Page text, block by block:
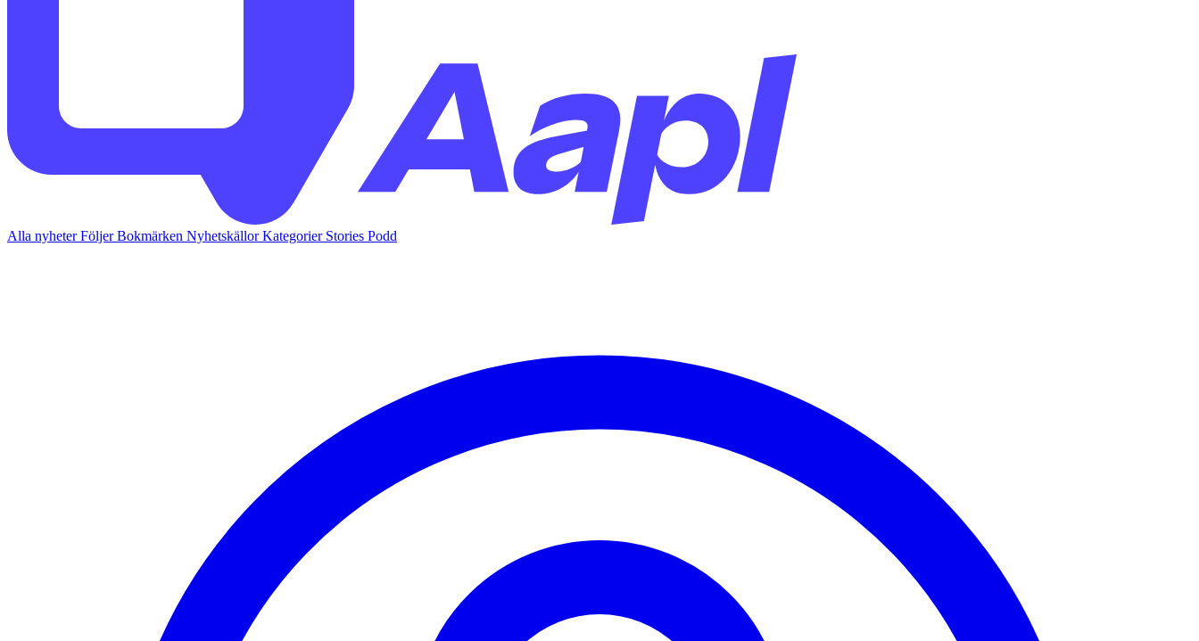
Alla nyheterFöljerBokmärken NyhetskällorKategorier Stories Podd